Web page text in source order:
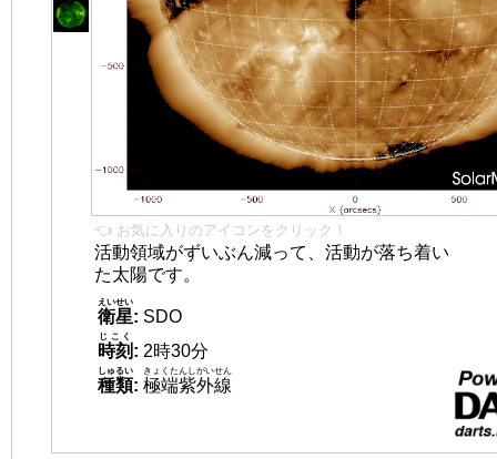
👈 お気に入りのアイコンをクリック！
活動領域がずいぶん減って、活動が落ち着い
た太陽です。
衛星
えいせい
: SDO
時刻
じこく
: 2時30分
種類
しゅるい
: 極端紫外線
きょくたんしがいせん